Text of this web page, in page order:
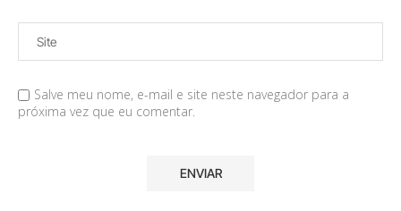
Salve meu nome, e-mail e site neste navegador para a
próxima vez que eu comentar.